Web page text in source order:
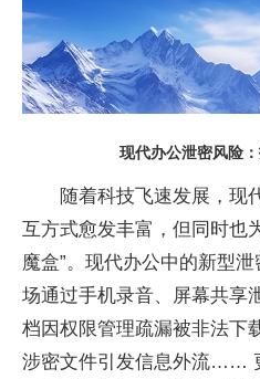
现代办公泄密风险
随着科技飞速发展，现
互方式愈发丰富，但同时也
魔盒”。现代办公中的新型
场通过手机录音、屏幕共享
档因权限管理疏漏被非法下
涉密文件引发信息外流……